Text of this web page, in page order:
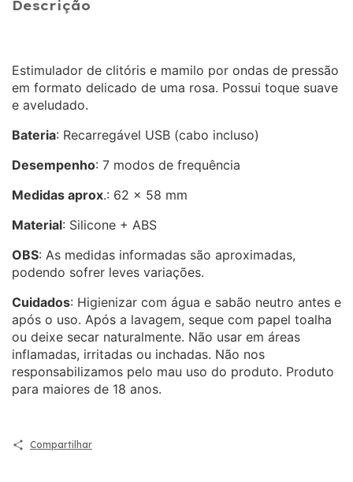
Descrição
Estimulador de clitóris e mamilo por ondas de pressão
em formato delicado de uma rosa. Possui toque suave
e aveludado.
Bateria: Recarregável USB (cabo incluso)
Desempenho: 7 modos de frequência
Medidas aprox.: 62 x 58 mm
Material: Silicone + ABS
OBS: As medidas informadas são aproximadas,
podendo sofrer leves variações.
Cuidados: Higienizar com água e sabão neutro antes e
após o uso. Após a lavagem, seque com papel toalha
ou deixe secar naturalmente. Não usar em áreas
inflamadas, irritadas ou inchadas. Não nos
responsabilizamos pelo mau uso do produto. Produto
para maiores de 18 anos.
Compartilhar